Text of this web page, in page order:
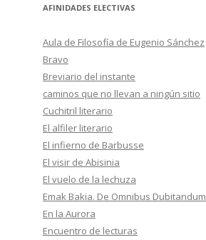
AFINIDADES ELECTIVAS
Aula de Filosofía de Eugenio Sánchez
Bravo
Breviario del instante
caminos que no llevan a ningún sitio
Cuchitril literario
El alfiler literario
El infierno de Barbusse
El visir de Abisinia
El vuelo de la lechuza
Emak Bakia. De Omnibus Dubitandum
En la Aurora
Encuentro de lecturas